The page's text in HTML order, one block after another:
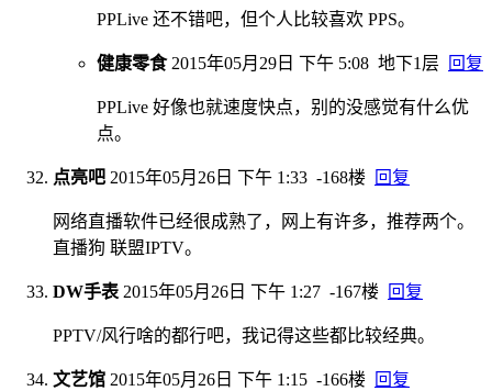
PPLive 还不错吧，但个人比较喜欢 PPS。
健康零食 2015年05月29日 下午 5:08 地下1层 回复
PPLive 好像也就速度快点，别的没感觉有什么优
点。
点亮吧 2015年05月26日 下午 1:33 -168楼 回复
网络直播软件已经很成熟了，网上有许多，推荐两个。
直播狗 联盟IPTV。
DW手表 2015年05月26日 下午 1:27 -167楼 回复
PPTV/风行啥的都行吧，我记得这些都比较经典。
文艺馆 2015年05月26日 下午 1:15 -166楼 回复